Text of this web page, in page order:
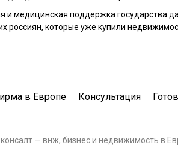
и медицинская поддержка государства
россиян, которые уже купили
в Европе Консультация
— внж, бизнес и недвижимость в